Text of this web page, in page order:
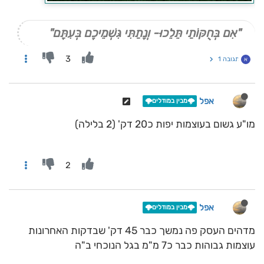
"אִם בְּחֻקּוֹתַי תֵּלֵכוּ- וְנָתַתִּי גִּשְׁמֵיכֶם בְּעִתָּם"
א תגובה 1 3
אפל 🌩️מבין במודלים🌩️
מו"ע גשום בעוצמות יפות כ20 דק' (2 בלילה)
2
אפל 🌩️מבין במודלים🌩️
מדהים העסק פה נמשך כבר 45 דק' שבדקות האחרונות
עוצמות גבוהות כבר כ7 מ"מ בגל הנוכחי ב"ה